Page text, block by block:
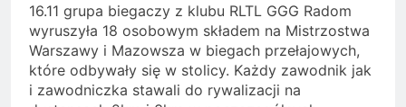
16.11 grupa biegaczy z klubu RLTL GGG Radom
wyruszyła 18 osobowym składem na Mistrzostwa
Warszawy i Mazowsza w biegach przełajowych,
które odbywały się w stolicy. Każdy zawodnik jak
i zawodniczka stawali do rywalizacji na